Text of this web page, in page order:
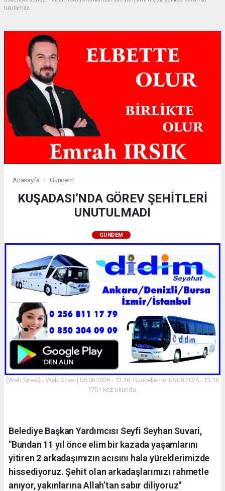
tutulamaz.
Anasayfa Gündem
KUŞADASI’NDA GÖREV ŞEHİTLERİ
UNUTULMADI
GÜNDEM
(Web Sitesi) - Web Sitesi | 06.08.2026 - 13:16, Güncelleme: 06.08.2026 - 13:16
1701 kez okundu.
Belediye Başkan Yardımcısı Seyfi Seyhan Suvari,
"Bundan 11 yıl önce elim bir kazada yaşamlarını
yitiren 2 arkadaşımızın acısını hala yüreklerimizde
hissediyoruz. Şehit olan arkadaşlarımızı rahmetle
anıyor, yakınlarına Allah’tan sabır diliyoruz"